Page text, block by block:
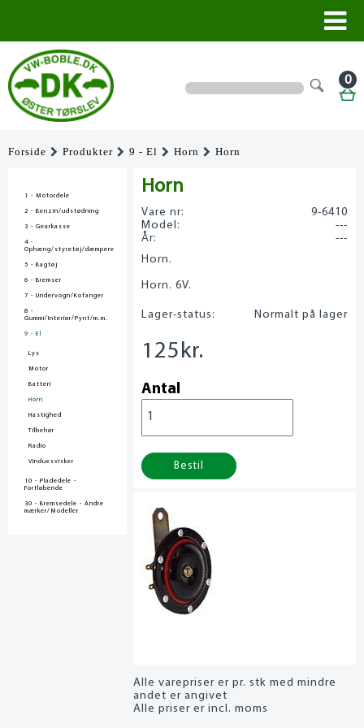
0
Forside Produkter 9 - El Horn Horn
1 - Motordele
2 - Benzin/udstødning
3 - Gearkasse
4 -
Ophæng/styretøj/dæmpere
5 - Bagtøj
6 - Bremser
7 - Undervogn/Kofanger
8 -
Gummi/Interiør/Pynt/m.m.
9 - El
Lys
Motor
Batteri
Horn
Hastighed
Tilbehør
Radio
Vinduesvisker
10 - Pladedele -
Fortløbende
30 - Bremsedele - Andre
mærker/Modeller
Horn
Vare nr:
9-6410
Model:
---
År:
---
Horn.
Horn. 6V.
Lager-status: Normalt på lager
125 kr.
Antal
Bestil
Alle varepriser er pr. stk med mindre
andet er angivet
Alle priser er incl. moms